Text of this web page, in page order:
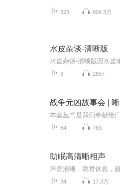
323 604.3万
水皮杂谈-清晰版
3 2697
战争元凶故事会 |
64 783
助眠高清晰相声
34 17.3万